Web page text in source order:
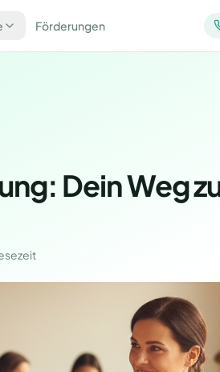
Förderungen
Dein Weg